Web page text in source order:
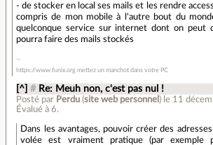
- de stocker en local ses mails et les rendre
compris de mon mobile à l'autre bout du
quelconque service sur internet dont on peut
pourra faire des mails stockés
https://www.funix.org mettez un manchot dans votre PC
[^] # Re: Meuh non, c'est pas nul !
Posté par Perdu (site web personnel ) le 11
Évalué à6.
Dans les avantages, pouvoir créer des
volée est vraiment pratique (par exemple